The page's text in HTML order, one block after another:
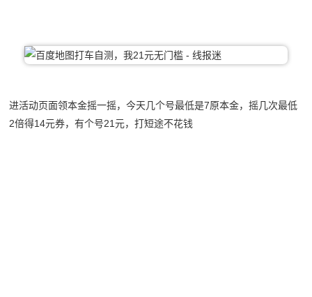
进活动页面领本金摇一摇，今天几个号最低是7原本金，摇几次最低
2倍得14元券，有个号21元，打短途不花钱